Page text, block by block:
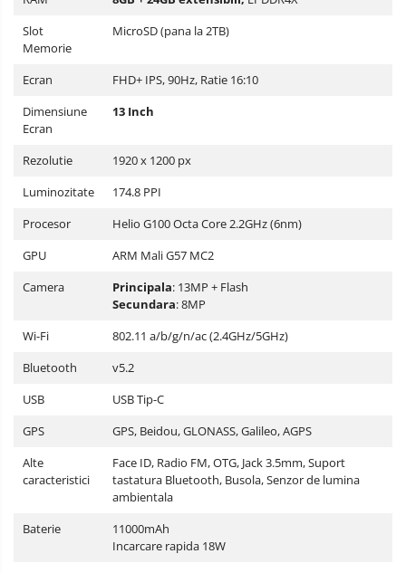
Slot
Memorie
MicroSD (pana la 2TB)
Ecran
FHD+ IPS, 90Hz, Ratie 16:10
Dimensiune
Ecran
13 Inch
Rezolutie
1920 x 1200 px
Luminozitate
174.8 PPI
Procesor
Helio G100 Octa Core 2.2GHz (6nm)
GPU
ARM Mali G57 MC2
Camera
Principala: 13MP + Flash
Secundara: 8MP
Wi-Fi
802.11 a/b/g/n/ac (2.4GHz/5GHz)
Bluetooth
v5.2
USB
USB Tip-C
GPS
GPS, Beidou, GLONASS, Galileo, AGPS
Alte
caracteristici
Face ID, Radio FM, OTG, Jack 3.5mm, Suport
tastatura Bluetooth, Busola, Senzor de lumina
ambientala
Baterie
11000mAh
Incarcare rapida 18W